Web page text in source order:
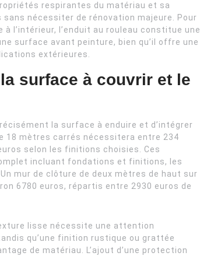
respirantes du matériau et sa
nécessiter de rénovation majeure. Pour
l’intérieur, l’enduit au rouleau constitue une
surface avant peinture, bien qu’il offre une
extérieures.
surface à couvrir et le
la surface à enduire et d’intégrer
18 mètres carrés nécessitera entre 234
selon les finitions choisies. Ces
incluant fondations et finitions, les
mur de clôture de deux mètres de haut sur
6780 euros, répartis entre 2930 euros de
lisse nécessite une attention
qu’une finition rustique ou grattée
de matériau. L’ajout d’une protection